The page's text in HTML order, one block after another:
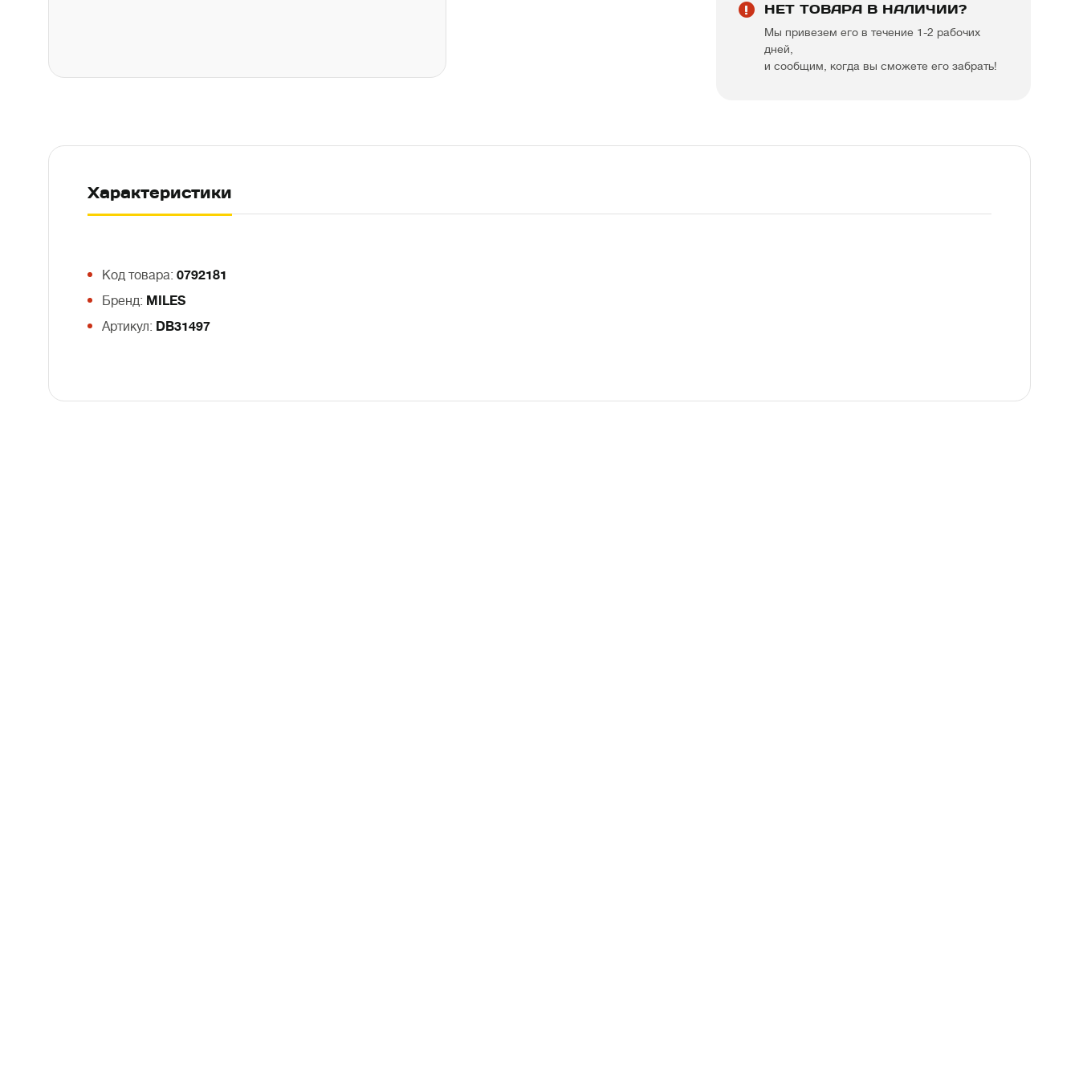
НЕТ ТОВАРА В НАЛИЧИИ?
Мы привезем его в течение 1-2 рабочих
дней,
и сообщим, когда вы сможете его забрать!
Характеристики
Код товара: 0792181
Бренд: MILES
Артикул: DB31497